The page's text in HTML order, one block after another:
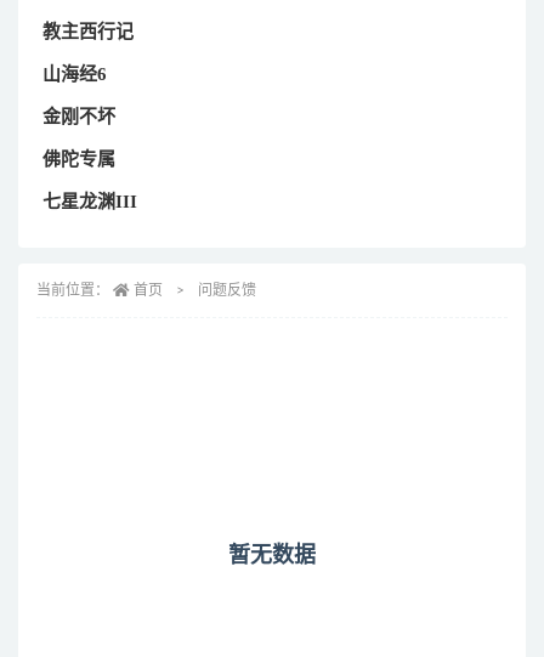
教主西行记
山海经6
金刚不坏
佛陀专属
七星龙渊III
当前位置： 首页 问题反馈
暂无数据